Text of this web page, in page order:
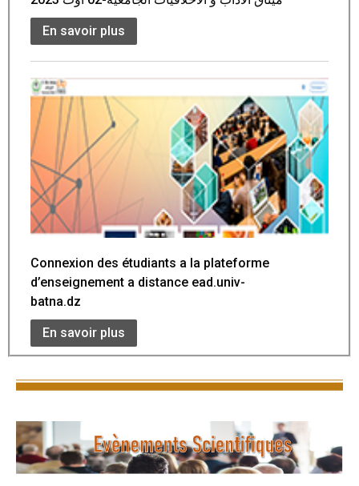
En savoir plus
Connexion des étudiants a la plateforme
d’enseignement a distance ead.univ-
batna.dz
En savoir plus